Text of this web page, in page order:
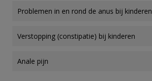
Problemen in en rond de anus bij kinderen
Verstopping (constipatie) bij kinderen
Anale pijn